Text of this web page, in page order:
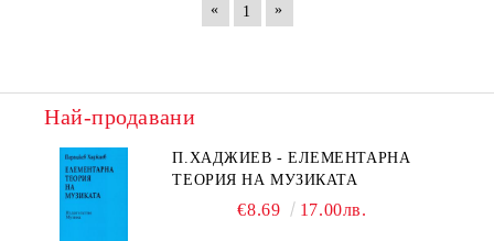
«
1 »
Най-продавани
П.ХАДЖИЕВ - ЕЛЕМЕНТАРНА
ТЕОРИЯ НА МУЗИКАТА
€8.69 17.00лв.